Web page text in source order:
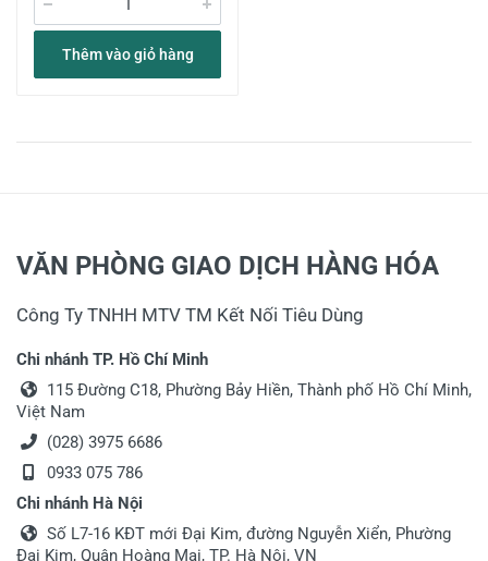
Thêm vào giỏ hàng
VĂN PHÒNG GIAO DỊCH HÀNG HÓA
Công Ty TNHH MTV TM Kết Nối Tiêu Dùng
Chi nhánh TP. Hồ Chí Minh
115 Đường C18, Phường Bảy Hiền, Thành phố Hồ Chí Minh,
Việt Nam
(028) 3975 6686
0933 075 786
Chi nhánh Hà Nội
Số L7-16 KĐT mới Đại Kim, đường Nguyễn Xiển, Phường
Đại Kim, Quận Hoàng Mai, TP. Hà Nội, VN